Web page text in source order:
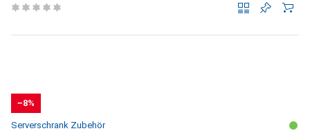
−8%
Serverschrank Zubehör